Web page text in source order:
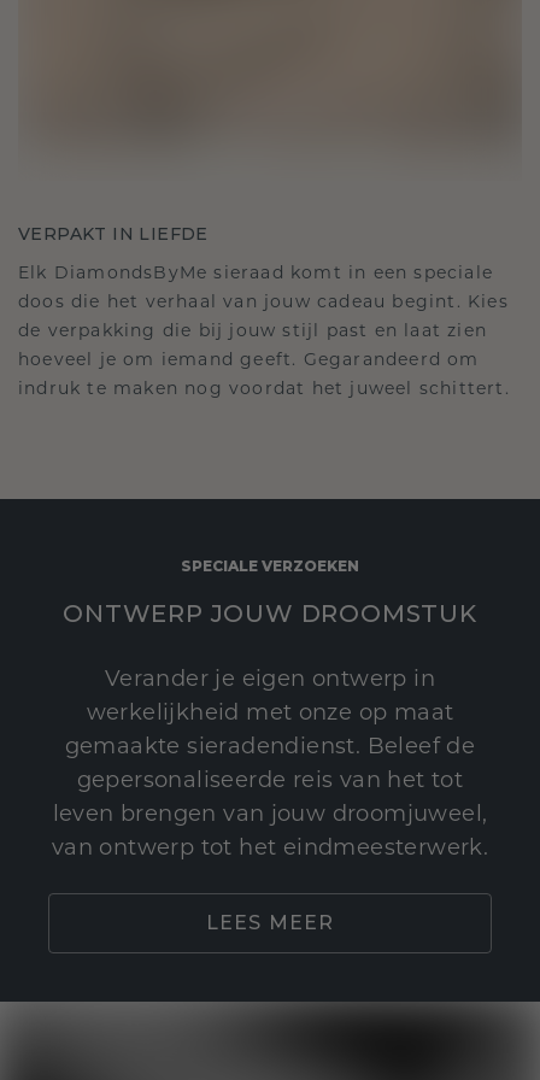
VERPAKT IN LIEFDE
Elk DiamondsByMe sieraad komt in een speciale
doos die het verhaal van jouw cadeau begint. Kies
de verpakking die bij jouw stijl past en laat zien
hoeveel je om iemand geeft. Gegarandeerd om
indruk te maken nog voordat het juweel schittert.
SPECIALE VERZOEKEN
ONTWERP JOUW DROOMSTUK
Verander je eigen ontwerp in
werkelijkheid met onze op maat
gemaakte sieradendienst. Beleef de
gepersonaliseerde reis van het tot
leven brengen van jouw droomjuweel,
van ontwerp tot het eindmeesterwerk.
LEES MEER